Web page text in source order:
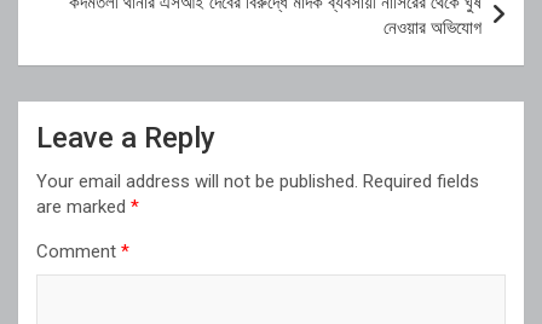
নেওয়ার অভিযোগ
Leave a Reply
Your email address will not be published. Required fields
are marked *
Comment *